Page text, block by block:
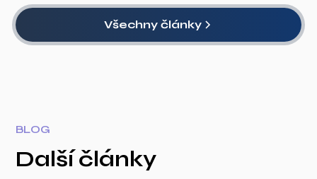
Všechny články
BLOG
Další články